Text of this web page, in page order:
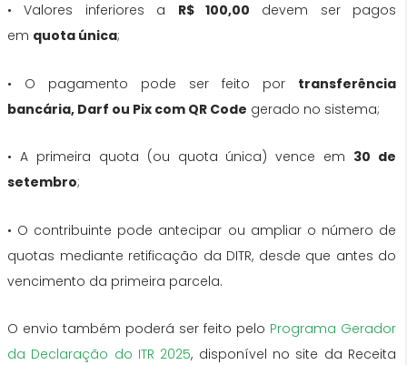
• Valores inferiores a R$ 100,00 devem ser pagos
em quota única;
• O pagamento pode ser feito por transferência
bancária, Darf ou Pix com QR Code gerado no sistema;
• A primeira quota (ou quota única) vence em 30 de
setembro;
• O contribuinte pode antecipar ou ampliar o número de
quotas mediante retificação da DITR, desde que antes do
vencimento da primeira parcela.
O envio também poderá ser feito pelo Programa Gerador
da Declaração do ITR 2025, disponível no site da Receita